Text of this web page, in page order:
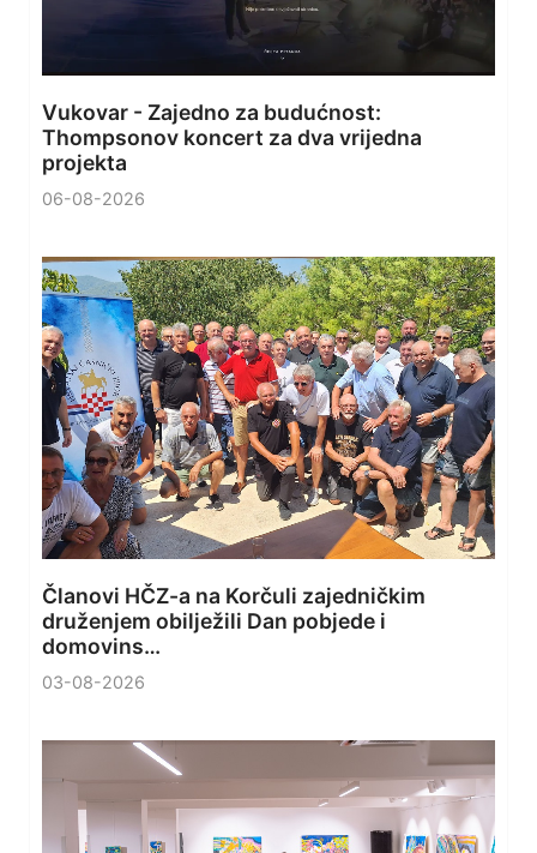
Vukovar - Zajedno za budućnost:
Thompsonov koncert za dva vrijedna
projekta
06-08-2026
Članovi HČZ-a na Korčuli zajedničkim
druženjem obilježili Dan pobjede i
domovins…
03-08-2026